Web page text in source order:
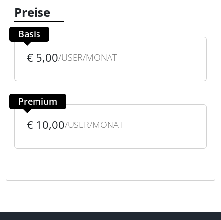
Preise
Basis
€ 5,00/USER/MONAT
Premium
€ 10,00/USER/MONAT